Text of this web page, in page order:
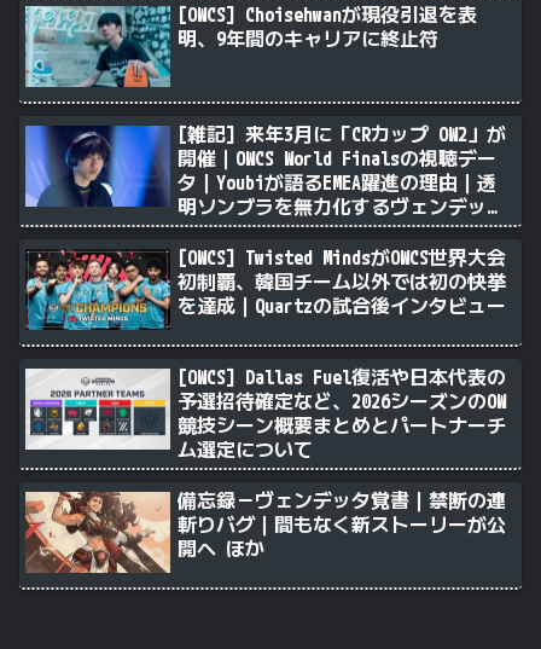
[OWCS] Choisehwanが現役引退を表
明、9年間のキャリアに終止符
[雑記] 来年3月に「CRカップ OW2」が
開催｜OWCS World Finalsの視聴デー
タ｜Youbiが語るEMEA躍進の理由｜透
明ソンブラを無力化するヴェンデッタ
｜Stalk3rが久々のツィート ほか
[OWCS] Twisted MindsがOWCS世界大会
初制覇、韓国チーム以外では初の快挙
を達成｜Quartzの試合後インタビュー
[OWCS] Dallas Fuel復活や日本代表の
予選招待確定など、2026シーズンのOW
競技シーン概要まとめとパートナーチ
ム選定について
備忘録－ヴェンデッタ覚書｜禁断の連
斬りバグ｜間もなく新ストーリーが公
開へ ほか